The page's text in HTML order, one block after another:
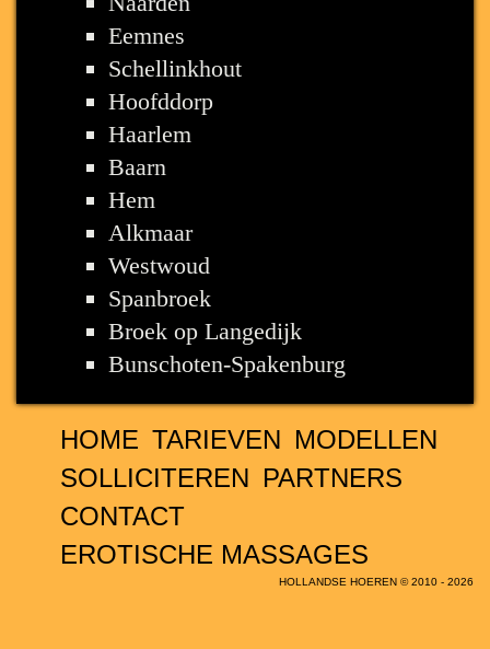
Eemnes
Schellinkhout
Hoofddorp
Haarlem
Baarn
Hem
Alkmaar
Westwoud
Spanbroek
Broek op Langedijk
Bunschoten-Spakenburg
HOME TARIEVEN MODELLEN
SOLLICITEREN PARTNERS
CONTACT
EROTISCHE MASSAGES
HOLLANDSE HOEREN © 2010 - 2026